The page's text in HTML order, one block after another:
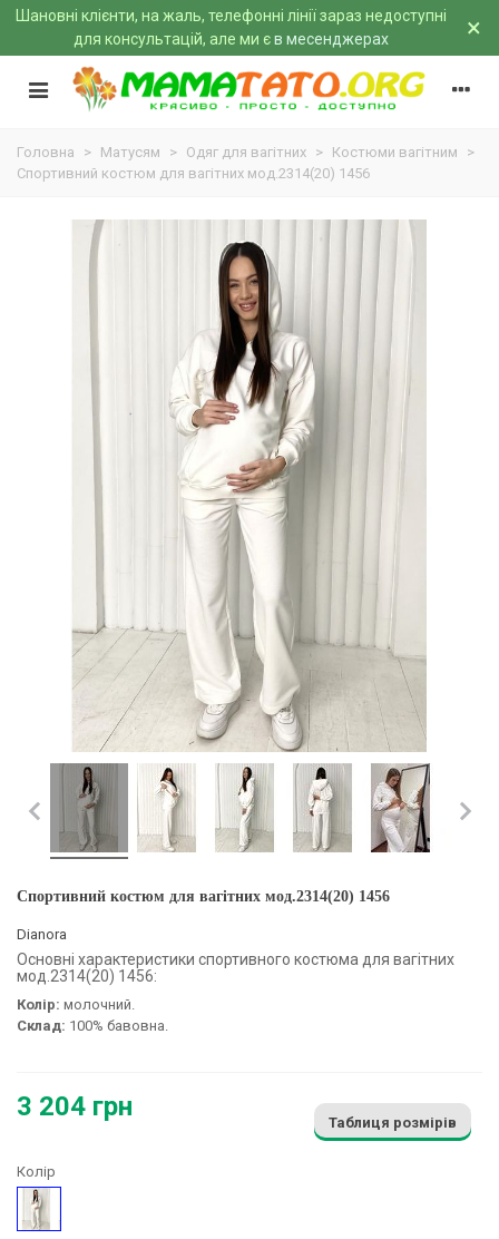
Шановні клієнти, на жаль, телефонні лінії зараз недоступні
для консультацій, але ми єв месенджерах ×
Головна > Матусям > Одяг для вагітних > Костюми вагітним
>
Спортивний костюм для вагітних мод.2314(20) 1456
Спортивний костюм для вагітних мод.2314(20) 1456
Dianora
Основні характеристики спортивного костюма для вагітних
мод.2314(20) 1456:
Колір: молочний.
Склад: 100% бавовна.
3 204 грн
Таблиця розмірів
Колір
Молочний